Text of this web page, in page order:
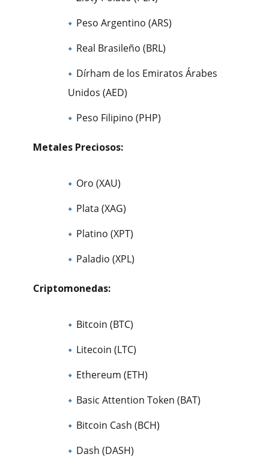
Peso Argentino (ARS)
Real Brasileño (BRL)
Dírham de los Emiratos Árabes
Unidos (AED)
Peso Filipino (PHP)
Metales Preciosos:
Oro (XAU)
Plata (XAG)
Platino (XPT)
Paladio (XPL)
Criptomonedas:
Bitcoin (BTC)
Litecoin (LTC)
Ethereum (ETH)
Basic Attention Token (BAT)
Bitcoin Cash (BCH)
Dash (DASH)